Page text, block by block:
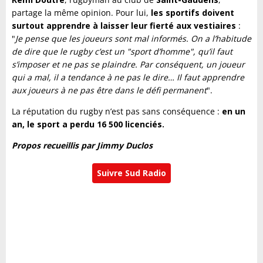
partage la même opinion. Pour lui, les sportifs doivent
surtout apprendre à laisser leur fierté aux vestiaires :
"Je pense que les joueurs sont mal informés. On a l’habitude
de dire que le rugby c’est un "sport d’homme", qu’il faut
s’imposer et ne pas se plaindre. Par conséquent, un joueur
qui a mal, il a tendance à ne pas le dire… Il faut apprendre
aux joueurs à ne pas être dans le défi permanent".
La réputation du rugby n’est pas sans conséquence : en un
an, le sport a perdu 16 500 licenciés.
Propos recueillis par Jimmy Duclos
Suivre Sud Radio